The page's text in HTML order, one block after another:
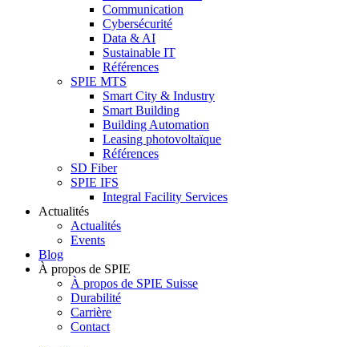
Communication
Cybersécurité
Data & AI
Sustainable IT
Références
SPIE MTS
Smart City & Industry
Smart Building
Building Automation
Leasing photovoltaïque
Références
SD Fiber
SPIE IFS
Integral Facility Services
Actualités
Actualités
Events
Blog
À propos de SPIE
À propos de SPIE Suisse
Durabilité
Carrière
Contact